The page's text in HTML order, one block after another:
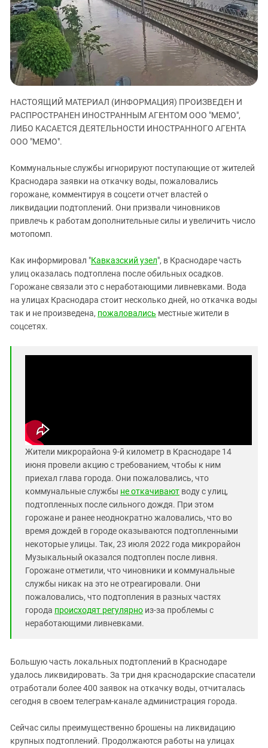
ЗАСТАВЛЯЕТ
КАВКАЗ ЗА ПАЛЕСТИНУ
ИНАКОМЫСЛИЕ В ЧЕЧНЕ
ПРЕСЛЕДОВАНИЕ АКТИВИСТОВ
МОБИЛИЗАЦИЯ И ПРОТЕСТЫ
Дагестан
Ингушетия
Кабардино-Балкария
Калмыкия
Карачаево-Черкесия
Краснодарский край
Российская Федерация
Северная Осетия - Алания
СКФО
Ставропольский край
Чечня
Южный Кавказ
ЮФО
НАСТОЯЩИЙ МАТЕРИАЛ (ИНФОРМАЦИЯ) ПРОИЗВЕДЕН И
РАСПРОСТРАНЕН ИНОСТРАННЫМ АГЕНТОМ ООО "МЕМО",
ЛИБО КАСАЕТСЯ ДЕЯТЕЛЬНОСТИ ИНОСТРАННОГО АГЕНТА
ООО "МЕМО".
Коммунальные службы игнорируют поступающие от жителей
Краснодара заявки на откачку воды, пожаловались
горожане, комментируя в соцсети отчет властей о
ликвидации подтоплений. Они призвали чиновников
привлечь к работам дополнительные силы и увеличить число
мотопомп.
Как информировал "Кавказский узел", в Краснодаре часть
улиц оказалась подтоплена после обильных осадков.
Горожане связали это с неработающими ливневками. Вода
на улицах Краснодара стоит несколько дней, но откачка воды
так и не произведена, пожаловались местные жители в
соцсетях.
Жители микрорайона 9-й километр в Краснодаре 14
июня провели акцию с требованием, чтобы к ним
приехал глава города. Они пожаловались, что
коммунальные службы не откачивают воду с улиц,
подтопленных после сильного дождя. При этом
горожане и ранее неоднократно жаловались, что во
время дождей в городе оказываются подтопленными
некоторые улицы. Так, 23 июля 2022 года микрорайон
Музыкальный оказался подтоплен после ливня.
Горожане отметили, что чиновники и коммунальные
службы никак на это не отреагировали. Они
пожаловались, что подтопления в разных частях
города происходят регулярно из-за проблемы с
неработающими ливневками.
Большую часть локальных подтоплений в Краснодаре
удалось ликвидировать. За три дня краснодарские спасатели
отработали более 400 заявок на откачку воды, отчиталась
сегодня в своем телеграм-канале администрация города.
Сейчас силы преимущественно брошены на ликвидацию
крупных подтоплений. Продолжаются работы на улицах